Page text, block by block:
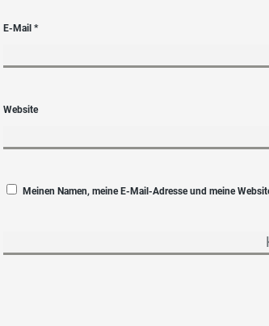
E-Mail*
Website
Meinen Namen, meine E-Mail-Adresse und meine